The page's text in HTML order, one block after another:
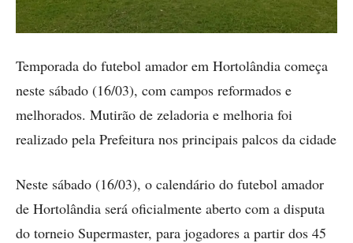
Temporada do futebol amador em Hortolândia começa
neste sábado (16/03), com campos reformados e
melhorados. Mutirão de zeladoria e melhoria foi
realizado pela Prefeitura nos principais palcos da cidade
Neste sábado (16/03), o calendário do futebol amador
de Hortolândia será oficialmente aberto com a disputa
do torneio Supermaster, para jogadores a partir dos 45